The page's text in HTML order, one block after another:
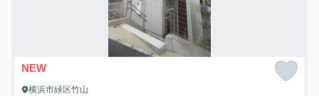
NEW
横浜市緑区竹山